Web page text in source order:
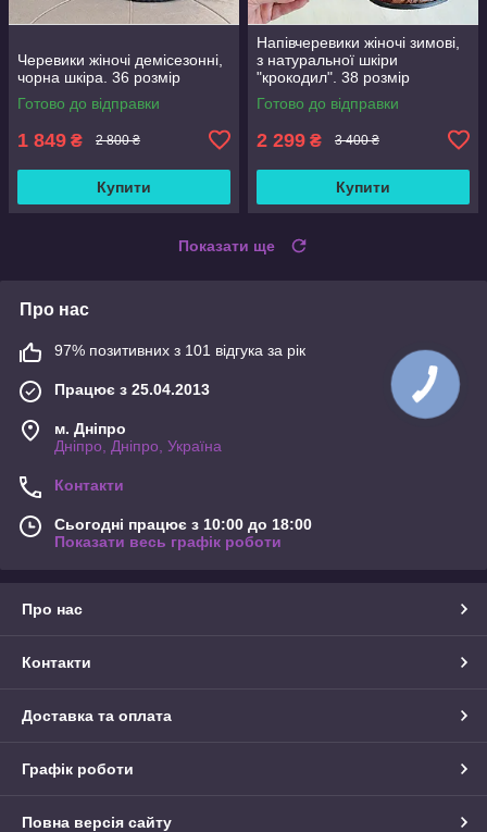
Черевики жіночі демісезонні,
чорна шкіра. 36 розмір
Готово до відправки
1 849 ₴ 2 800 ₴
Купити
Напівчеревики жіночі зимові,
з натуральної шкіри
"крокодил". 38 розмір
Готово до відправки
2 299 ₴ 3 400 ₴
Купити
Показати ще
Про нас
97% позитивних з 101 відгука за рік
Працює з 25.04.2013
м. Дніпро
Дніпро, Дніпро, Україна
Контакти
Сьогодні працює з 10:00 до 18:00
Показати весь графік роботи
Про нас
Контакти
Доставка та оплата
Графік роботи
Повна версія сайту